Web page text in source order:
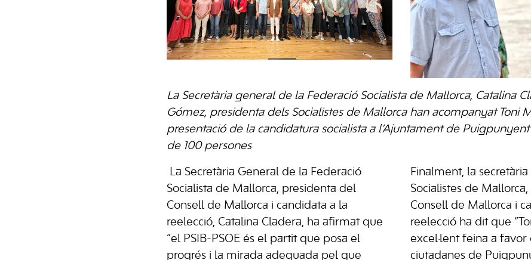
La Secretària general de la Federació Socialista de Mallorca, Catalina
Gómez, presidenta dels Socialistes de Mallorca han acompanyat Toni
presentació de la candidatura socialista a l’Ajuntament de
de 100 persones
La Secretària General de la Federació
Socialista de Mallorca, presidenta del
Consell de Mallorca i candidata a la
reelecció, Catalina Cladera, ha afirmat que
“el PSIB-PSOE és el partit que posa el
progrés i la mirada adequada pel que
Finalment, la
Socialistes de
Consell de Mallorca i
reelecció ha dit que
excel·lent feina a favor
ciutadanes de